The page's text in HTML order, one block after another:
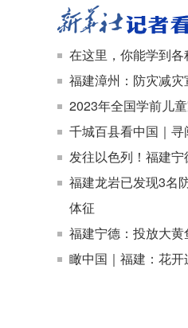
在这里，你能学到各
福建漳州：防灾减灾
2023年全国学前儿
千城百县看中国｜
发往以色列！福建
福建龙岩已发现3名
体征
福建宁德：投放大黄
瞰中国｜福建：花